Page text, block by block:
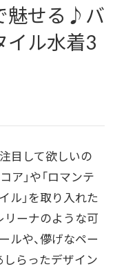
魅せる♪バ
イル水着3
目して欲しいの
ア」や「ロマンテ
ル」を取り入れた
ーナのような可
ルや、儚げなペー
しらったデザイン